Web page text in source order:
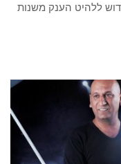
ללהיט הענק משנות